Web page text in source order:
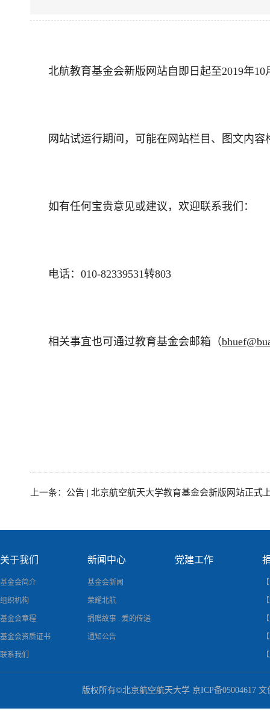
北航教育基金会新版网站自即日起至2019年10
网站试运行期间，可能在网站栏目、图文内
如有任何宝贵意见或建议，欢迎联系我们：
电话：010-82339531转803
相关事宜也可通过教育基金会邮箱（
上一条： 公告 | 北京航空航天大学教育基金会新版网站正式
关于我们
基金会简介
组织机构
基金会章程
基金会资质证书
联系我们
新闻中心
基金会新闻
荣耀北航
捐赠故事 . 爱的传递
通知公告
党建工作
版权所有©北京航空航天大学 京ICP备05004617